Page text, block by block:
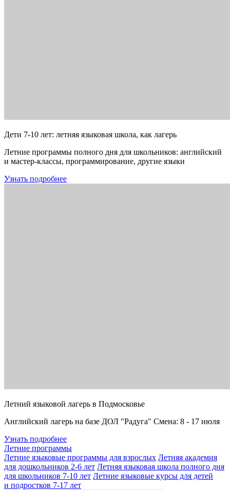
Дети 7-10 лет: летняя языковая школа, как лагерь
Летние программы полного дня для школьников: английский
и мастер-классы, программирование, другие языки
Узнать подробнее
Летний языковой лагерь в Подмосковье
Английский лагерь на базе ДОЛ "Радуга" Смена: 8 - 17 июля
Узнать подробнее
Летние программы
Летние языковые программы для взрослых Летняя академия
для дошкольников 2-6 лет Летняя языковая школа полного дня
для школьников 7-10 лет Летние языковые курсы для детей
и подростков 7-17 лет